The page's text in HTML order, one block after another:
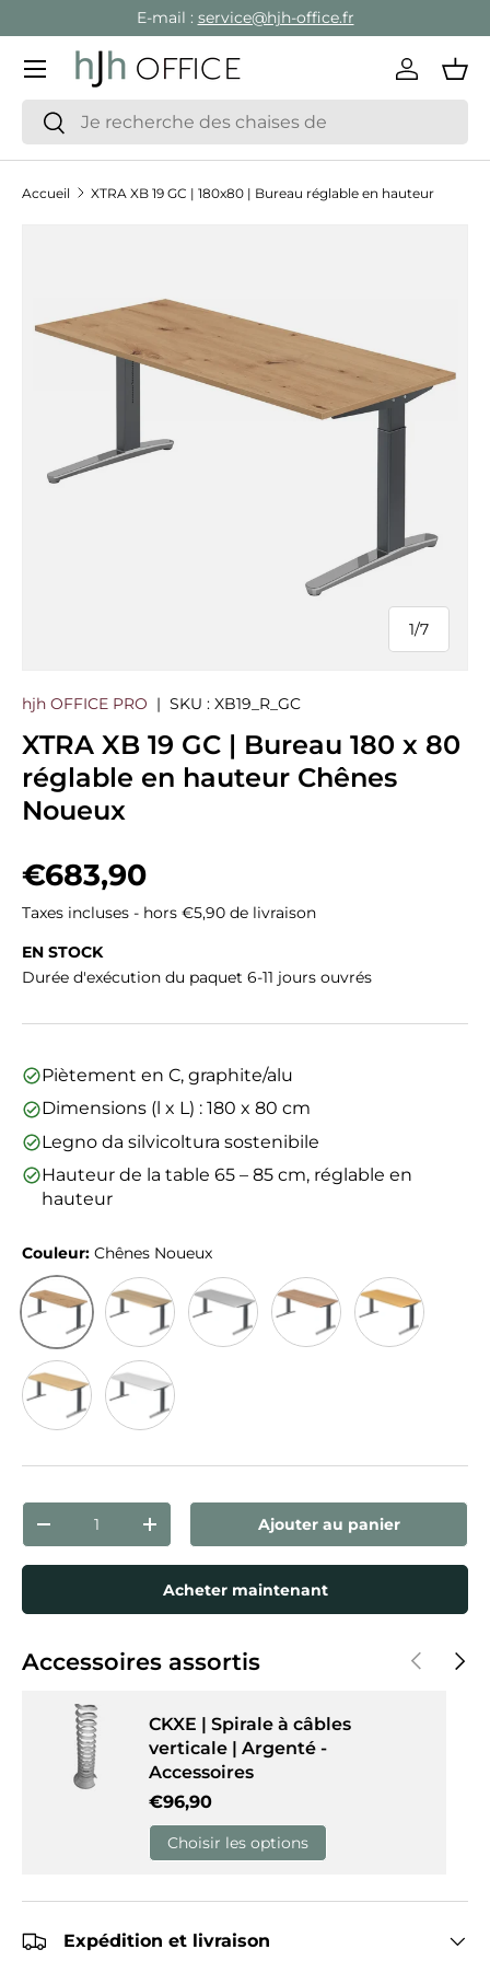
Aller au contenu
E-mail : service@hjh-office.fr
Recherche
Rechercher
Se
Menu
Accueil XTRA XB 19 GC | 180x80 | Bureau réglable en hauteur
1/
de
7
hjh OFFICE PRO | SKU : XB19_R_GC
XTRA XB 19 GC | Bureau 180 x 80
réglable en hauteur Chênes
Noueux
Prix habituel
€683,90
Taxes incluses - hors €5,90 de livraison
EN STOCK
Durée d'exécution du paquet 6-11 jours ouvrés
Piètement en C, graphite/alu
Dimensions (l x L) : 180 x 80 cm
Legno da silvicoltura sostenibile
Hauteur de la table 65 – 85 cm, réglable en
hauteur
Couleur: Chênes Noueux
Chênes Noueux
Chêne
Diminuer la quantitéAugmenter la quantité
Ajouter au panier
Acheter maintenant
Accessoires assortis Précédent
CKXE | Spirale à câbles
verticale | Argenté -
Accessoires
Prix habituel
€96,90
Choisir les options
Expédition et livraison